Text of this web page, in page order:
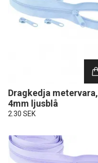
Dragkedja metervara,
4mm ljusblå
2.30 SEK